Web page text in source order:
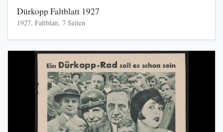
Dürkopp Faltblatt 1927
1927, Faltblatt, 7 Seiten